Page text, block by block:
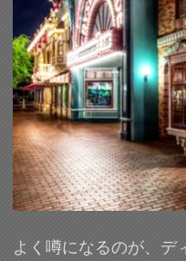
よく噂になるのが、デ